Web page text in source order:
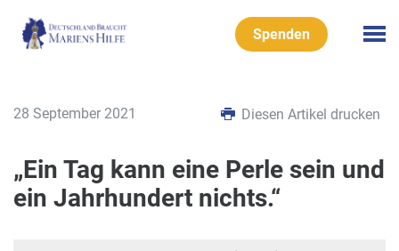
Spenden
28 September 2021 Diesen Artikel drucken
„Ein Tag kann eine Perle sein und
ein Jahrhundert nichts.“